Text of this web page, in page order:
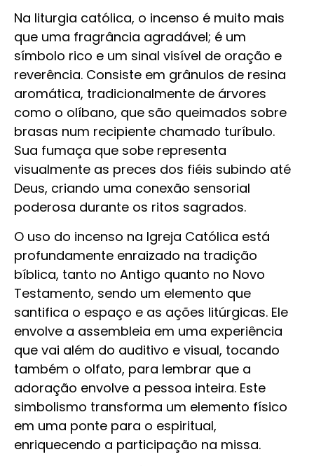
Na liturgia católica, o incenso é muito mais
que uma fragrância agradável; é um
símbolo rico e um sinal visível de oração e
reverência. Consiste em grânulos de resina
aromática, tradicionalmente de árvores
como o olíbano, que são queimados sobre
brasas num recipiente chamado turíbulo.
Sua fumaça que sobe representa
visualmente as preces dos fiéis subindo até
Deus, criando uma conexão sensorial
poderosa durante os ritos sagrados.
O uso do incenso na Igreja Católica está
profundamente enraizado na tradição
bíblica, tanto no Antigo quanto no Novo
Testamento, sendo um elemento que
santifica o espaço e as ações litúrgicas. Ele
envolve a assembleia em uma experiência
que vai além do auditivo e visual, tocando
também o olfato, para lembrar que a
adoração envolve a pessoa inteira. Este
simbolismo transforma um elemento físico
em uma ponte para o espiritual,
enriquecendo a participação na missa.